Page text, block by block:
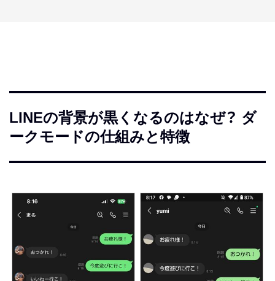
LINEの背景が黒くなるのはなぜ？ ダ
ークモードの仕組みと特徴